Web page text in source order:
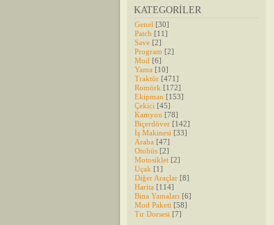
KATEGORİLER
Genel [30]
Patch [11]
Save [2]
Program [2]
Mod [6]
Yama [10]
Traktör [471]
Romörk [172]
Ekipman [153]
Çekici [45]
Kamyon [78]
Biçerdöver [142]
İş Makinesi [33]
Araba [47]
Otobüs [2]
Motosiklet [2]
Uçak [1]
Diğer Araçlar [8]
Harita [114]
Bina Yamaları [6]
Mod Paketi [58]
Tır Dorsesi [7]